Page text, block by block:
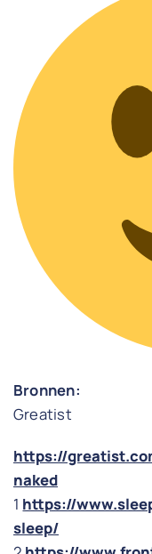
Bronnen:
Greatist
https://
naked
1 https://
sleep/